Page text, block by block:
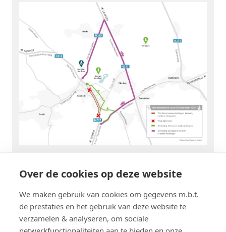
Over de cookies op deze website
We maken gebruik van cookies om gegevens m.b.t.
de prestaties en het gebruik van deze website te
verzamelen & analyseren, om sociale
Woont of werkt u in de projectzone? Lees
meer informatie op het tabblad ‘Wonen en
werken in de werfzone ’.